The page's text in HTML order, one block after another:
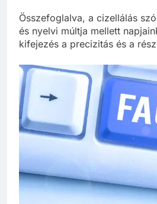
Összefoglalva, a cizellálás
és nyelvi múltja mellett
kifejezés a precizitás és a